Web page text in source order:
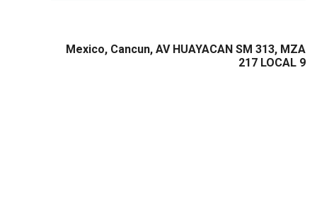
Mexico, Cancun, AV HUAYACAN SM 313, MZA
217 LOCAL 9